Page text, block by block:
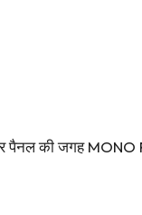
पैनल की जगह